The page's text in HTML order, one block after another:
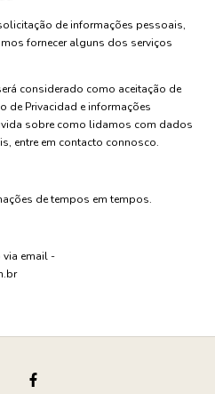
de informações pessoais,
fornecer alguns dos serviços
considerado como aceitação de
de Privacidad e informações
sobre como lidamos com dados
entre em contacto connosco.
de tempos em tempos.
via email -